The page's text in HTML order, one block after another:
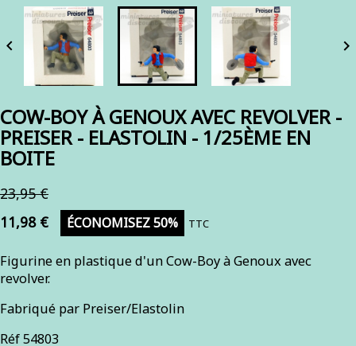
 
COW-BOY À GENOUX AVEC REVOLVER -
PREISER - ELASTOLIN - 1/25ÈME EN
BOITE
23,95 €
11,98 €
ÉCONOMISEZ 50% TTC
Figurine en plastique d'un Cow-Boy à Genoux avec
revolver.
Fabriqué par Preiser/Elastolin
Réf 54803